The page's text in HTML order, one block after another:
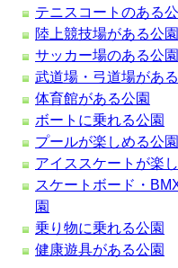
テニスコートのある
陸上競技場がある公園
サッカー場のある公園
武道場・弓道場があ
体育館がある公園
ボートに乗れる公園
プールが楽しめる公園
アイススケートが楽
スケートボード・
園
乗り物に乗れる公園
健康遊具がある公園